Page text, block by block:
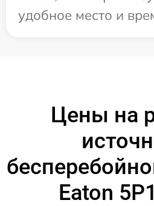
удобное место и
Цены на
Eaton